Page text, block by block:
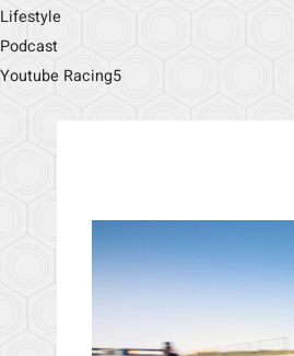
Lifestyle
Podcast
Youtube Racing5